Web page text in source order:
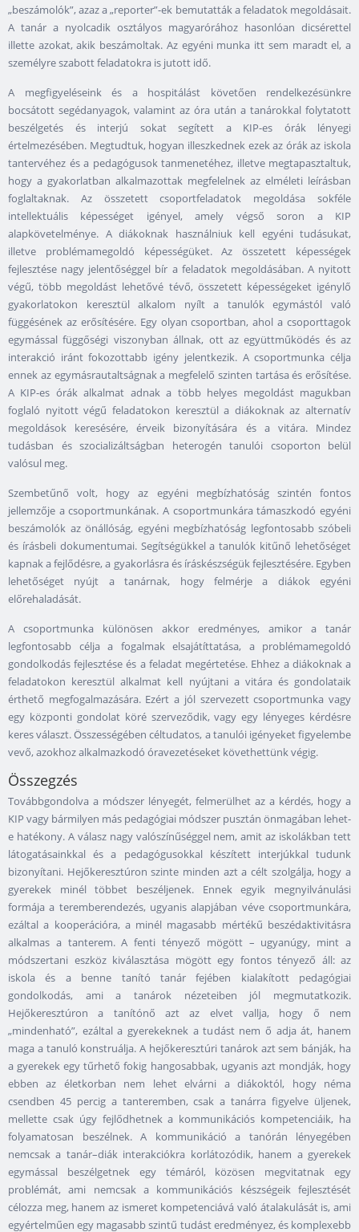
„beszámolók”, azaz a „reporter”-ek bemutatták a feladatok megoldásait.
A tanár a nyolcadik osztályos magyarórához hasonlóan dicsérettel
illette azokat, akik beszámoltak. Az egyéni munka itt sem maradt el, a
személyre szabott feladatokra is jutott idő.
A megfigyeléseink és a hospitálást követően rendelkezésünkre
bocsátott segédanyagok, valamint az óra után a tanárokkal folytatott
beszélgetés és interjú sokat segített a KIP-es órák lényegi
értelmezésében. Megtudtuk, hogyan illeszkednek ezek az órák az iskola
tantervéhez és a pedagógusok tanmenetéhez, illetve megtapasztaltuk,
hogy a gyakorlatban alkalmazottak megfelelnek az elméleti leírásban
foglaltaknak. Az összetett csoportfeladatok megoldása sokféle
intellektuális képességet igényel, amely végső soron a KIP
alapkövetelménye. A diákoknak használniuk kell egyéni tudásukat,
illetve problémamegoldó képességüket. Az összetett képességek
fejlesztése nagy jelentőséggel bír a feladatok megoldásában. A nyitott
végű, több megoldást lehetővé tévő, összetett képességeket igénylő
gyakorlatokon keresztül alkalom nyílt a tanulók egymástól való
függésének az erősítésére. Egy olyan csoportban, ahol a csoporttagok
egymással függőségi viszonyban állnak, ott az együttműködés és az
interakció iránt fokozottabb igény jelentkezik. A csoportmunka célja
ennek az egymásrautaltságnak a megfelelő szinten tartása és erősítése.
A KIP-es órák alkalmat adnak a több helyes megoldást magukban
foglaló nyitott végű feladatokon keresztül a diákoknak az alternatív
megoldások keresésére, érveik bizonyítására és a vitára. Mindez
tudásban és szocializáltságban heterogén tanulói csoporton belül
valósul meg.
Szembetűnő volt, hogy az egyéni megbízhatóság szintén fontos
jellemzője a csoportmunkának. A csoportmunkára támaszkodó egyéni
beszámolók az önállóság, egyéni megbízhatóság legfontosabb szóbeli
és írásbeli dokumentumai. Segítségükkel a tanulók kitűnő lehetőséget
kapnak a fejlődésre, a gyakorlásra és íráskészségük fejlesztésére. Egyben
lehetőséget nyújt a tanárnak, hogy felmérje a diákok egyéni
előrehaladását.
A csoportmunka különösen akkor eredményes, amikor a tanár
legfontosabb célja a fogalmak elsajátíttatása, a problémamegoldó
gondolkodás fejlesztése és a feladat megértetése. Ehhez a diákoknak a
feladatokon keresztül alkalmat kell nyújtani a vitára és gondolataik
érthető megfogalmazására. Ezért a jól szervezett csoportmunka vagy
egy központi gondolat köré szerveződik, vagy egy lényeges kérdésre
keres választ. Összességében céltudatos, a tanulói igényeket figyelembe
vevő, azokhoz alkalmazkodó óravezetéseket követhettünk végig.
Összegzés
Továbbgondolva a módszer lényegét, felmerülhet az a kérdés, hogy a
KIP vagy bármilyen más pedagógiai módszer pusztán önmagában lehet-
e hatékony. A válasz nagy valószínűséggel nem, amit az iskolákban tett
látogatásainkkal és a pedagógusokkal készített interjúkkal tudunk
bizonyítani. Hejőkeresztúron szinte minden azt a célt szolgálja, hogy a
gyerekek minél többet beszéljenek. Ennek egyik megnyilvánulási
formája a teremberendezés, ugyanis alapjában véve csoportmunkára,
ezáltal a kooperációra, a minél magasabb mértékű beszédaktivitásra
alkalmas a tanterem. A fenti tényező mögött – ugyanúgy, mint a
módszertani eszköz kiválasztása mögött egy fontos tényező áll: az
iskola és a benne tanító tanár fejében kialakított pedagógiai
gondolkodás, ami a tanárok nézeteiben jól megmutatkozik.
Hejőkeresztúron a tanítónő azt az elvet vallja, hogy ő nem
„mindenható”, ezáltal a gyerekeknek a tudást nem ő adja át, hanem
maga a tanuló konstruálja. A hejőkeresztúri tanárok azt sem bánják, ha
a gyerekek egy tűrhető fokig hangosabbak, ugyanis azt mondják, hogy
ebben az életkorban nem lehet elvárni a diákoktól, hogy néma
csendben 45 percig a tanteremben, csak a tanárra figyelve üljenek,
mellette csak úgy fejlődhetnek a kommunikációs kompetenciáik, ha
folyamatosan beszélnek. A kommunikáció a tanórán lényegében
nemcsak a tanár–diák interakciókra korlátozódik, hanem a gyerekek
egymással beszélgetnek egy témáról, közösen megvitatnak egy
problémát, ami nemcsak a kommunikációs készségeik fejlesztését
célozza meg, hanem az ismeret kompetenciává való átalakulását is, ami
egyértelműen egy magasabb szintű tudást eredményez, és komplexebb